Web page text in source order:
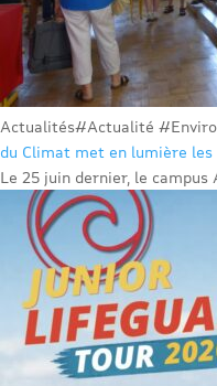
Actualités#Actualité
du Climat met en lumière
Le 25 juin dernier, le campus